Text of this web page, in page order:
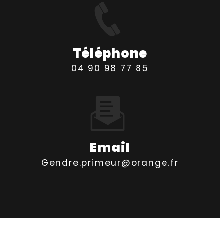
Téléphone
04 90 98 77 85
Email
gendre.primeur@orange.fr